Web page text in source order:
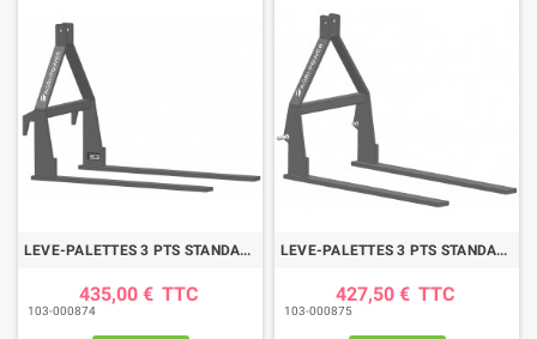
LEVE-PALETTES 3 PTS STANDARD APLP-1T
435,00 € TTC
103-000874
LEVE-PALETTES 3 PTS STANDARD APLP-1T
427,50 € TTC
103-000875